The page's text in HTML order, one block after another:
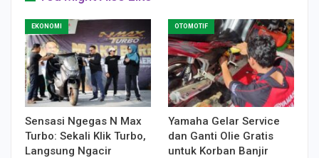
EKONOMI
Sensasi Ngegas N Max
Turbo: Sekali Klik Turbo,
Langsung Ngacir
OTOMOTIF
Yamaha Gelar Service
dan Ganti Olie Gratis
untuk Korban Banjir